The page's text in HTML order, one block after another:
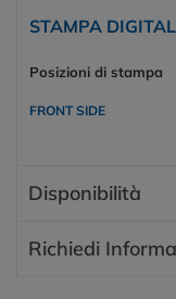
STAMPA
Posizioni di stampa
FRONT SIDE
Disponibilità
Richiedi